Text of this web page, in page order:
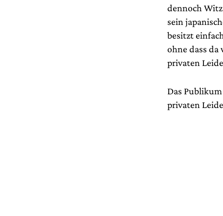
dennoch
sein
besitzt
ohne dass
privaten
Das
privaten